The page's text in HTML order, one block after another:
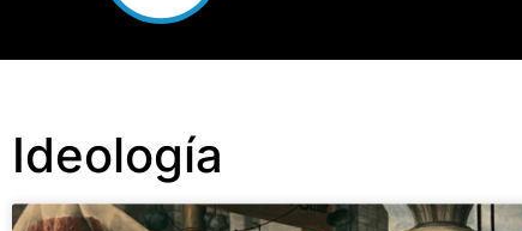
Ideología